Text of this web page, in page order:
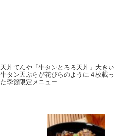
天丼てんや「牛タンとろろ天丼」大きい
牛タン天ぷらが花びらのように４枚載っ
た季節限定メニュー